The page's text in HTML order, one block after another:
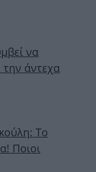
να
άντεχα
Το
Ποιοι